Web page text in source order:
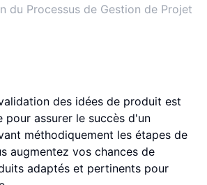
du Processus de Gestion de Projet
des idées de produit est
pour assurer le succès d'un
méthodiquement les étapes de
augmentez vos chances de
adaptés et pertinents pour